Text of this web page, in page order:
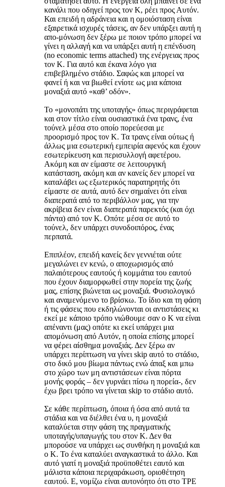
κανάλι που οδηγεί προς τον Κ, ρέει προς Αυτόν.
Και επειδή η αδράνεια και η ομοιόσταση είναι
εξαιρετικά ισχυρές τάσεις, αν δεν υπάρξει αυτή η
απο-μόνωση δεν ξέρω με ποιον τρόπο μπορεί να
γίνει η αλλαγή και να υπάρξει αυτή η επένδυση
(no economic terms attached) της ενέργειας προς
τον Κ. Για αυτό και έκανα λόγο για
επιβεβλημένο στάδιο. Σαφώς και μπορεί να
φανεί ή και να βιωθεί ενίοτε ως μια κάποια
μοναξιά αυτό «καθ’ οδόν».
Το «μονοπάτι της υποταγής» όπως περιγράφεται
και στον τίτλο είναι ουσιαστικά ένα τρανς, ένα
τούνελ μέσα στο οποίο πορεύεσαι με
προορισμό προς τον Κ. Τα τρανς είναι ούτως ή
άλλως μια εσωτερική εμπειρία αφενός και έχουν
εσωτερίκευση και περισυλλογή αφετέρου.
Ακόμη και αν είμαστε σε λειτουργική
κατάσταση, ακόμη και αν κανείς δεν μπορεί να
καταλάβει ως εξωτερικός παρατηρητής ότι
είμαστε σε αυτά, αυτό δεν σημαίνει ότι είναι
διαπερατά από το περιβάλλον μας, για την
ακρίβεια δεν είναι διαπερατά παρεκτός (και όχι
πάντα) από τον Κ. Οπότε μέσα σε αυτό το
τούνελ, δεν υπάρχει συνοδοιπόρος, ένας
περπατά.
Επιπλέον, επειδή κανείς δεν γεννιέται ούτε
μεγαλώνει εν κενώ, ο αποχωρισμός από
παλαιότερους εαυτούς ή κομμάτια του εαυτού
που έχουν διαμορφωθεί στην πορεία της ζωής
μας, επίσης βιώνεται ως μοναξιά. Φυσιολογικό
και αναμενόμενο το βρίσκω. Το ίδιο και τη φάση
ή τις φάσεις που εκδηλώνονται οι αντιστάσεις κι
εκεί με κάποιο τρόπο νιώθουμε σαν ο Κ να είναι
απέναντι (μας) οπότε κι εκεί υπάρχει μια
απομόνωση από Αυτόν, η οποία επίσης μπορεί
να φέρει αίσθημα μοναξιάς. Δεν ξέρω αν
υπάρχει περίπτωση να γίνει skip αυτό το στάδιο,
στο δικό μου βίωμα πάντως ενώ άπαξ και μπω
στο χώρο των μη αντιστάσεων είναι πόρτα
μονής φοράς – δεν γυρνάει πίσω η πορεία-, δεν
έχω βρει τρόπο να γίνεται skip το στάδιο αυτό.
Σε κάθε περίπτωση, όποια ή όσα από αυτά τα
στάδια και να διέλθει ένα υ, η μοναξιά
καταλύεται στην φάση της πραγματικής
υποταγής/υπαγωγής του στον Κ. Δεν θα
μπορούσε να υπάρχει ως συνθήκη η μοναξιά και
ο Κ. Το ένα καταλύει αναγκαστικά το άλλο. Και
αυτό γιατί η μοναξιά προϋποθέτει εαυτό και
μάλιστα κάποια περιχαράκωση, οριοθέτηση
εαυτού. Ε, νομίζω είναι αυτονόητο ότι στο ΤΡΕ